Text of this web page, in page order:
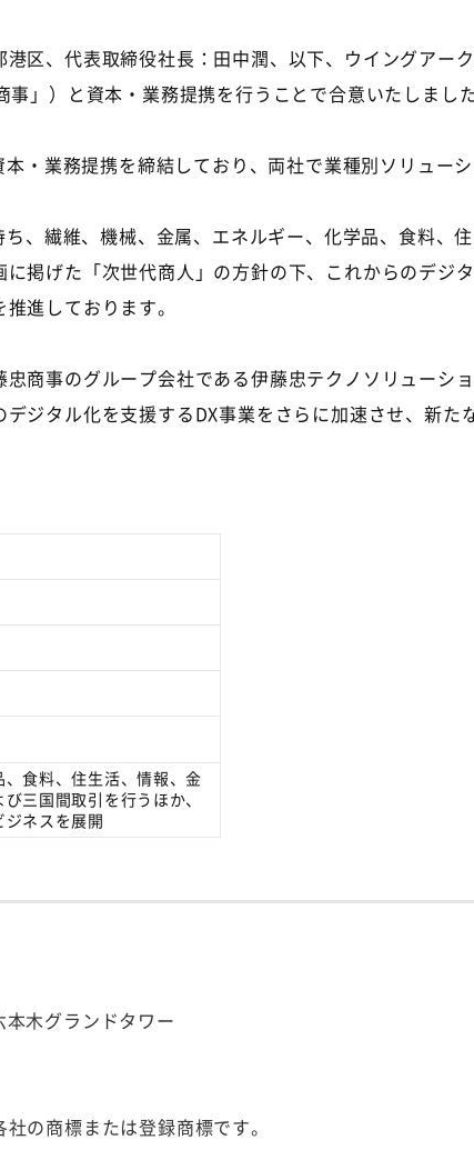
区、代表取締役社長：田中潤、以下、ウイングアー
事」）と資本・業務提携を行うことで合意いたしまし
本・業務提携を締結しており、両社で業種別ソリュー
ち、繊維、機械、金属、エネルギー、化学品、食料、
掲げた「次世代商人」の方針の下、これからのデジ
進しております。
商事のグループ会社である伊藤忠テクノソリューシ
ジタル化を支援するDX事業をさらに加速させ、新た
食料、住生活、情報、金
三国間取引を行うほか、
ネスを展開
木グランドタワー
の商標または登録商標です。